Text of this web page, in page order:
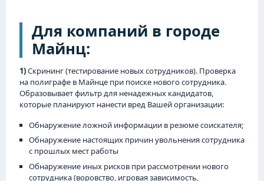
Для компаний в городе
Майнц:
1)Скрининг (тестирование новых сотрудников). Проверка
на полиграфе в Майнце при поиске нового сотрудника.
Образовывает фильтр для ненадежных кандидатов,
которые планируют нанести вред Вашей организации:
Обнаружение ложной информации в резюме соискателя;
Обнаружение настоящих причин увольнения сотрудника
с прошлых мест работы
Обнаружение иных рисков при рассмотрении нового
сотрудника (воровство, игровая зависимость,